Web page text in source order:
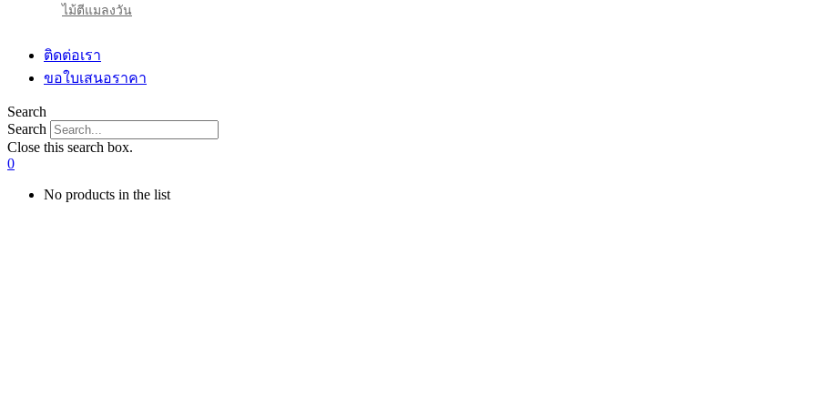
ไม้ตีแมลงวัน
ติดต่อเรา
ขอใบเสนอราคา
Search
Search
Close this search box.
0
No products in the list